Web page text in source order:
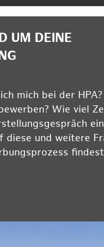
UM DEINE
mich bei der
Wie viel
diese und weitere